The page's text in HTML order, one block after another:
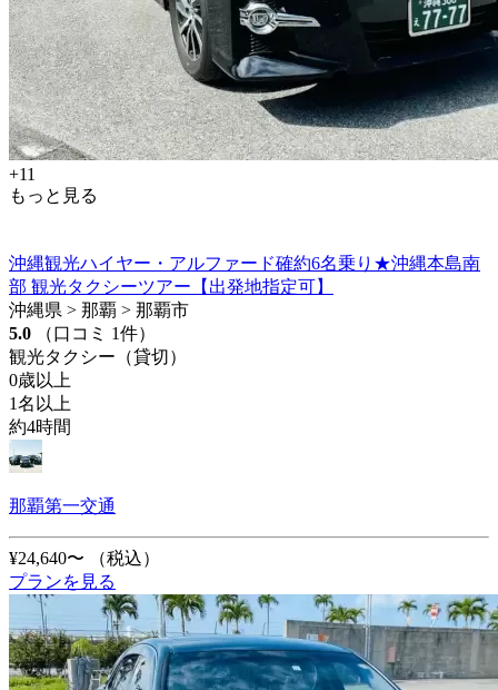
+11
もっと見る
沖縄観光ハイヤー・アルファード確約6名乗り★沖縄本島南
部 観光タクシーツアー【出発地指定可】
沖縄県 > 那覇 > 那覇市
5.0
（口コミ 1件）
観光タクシー（貸切）
0歳以上
1名以上
約4時間
那覇第一交通
¥24,640〜
（税込）
プランを見る